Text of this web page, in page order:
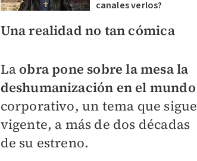
canales verlos?
Una realidad no tan cómica
Laobra pone sobre la mesa la
deshumanización en el mundo
corporativo, un tema que sigue
vigente, a más de dos décadas
de su estreno.